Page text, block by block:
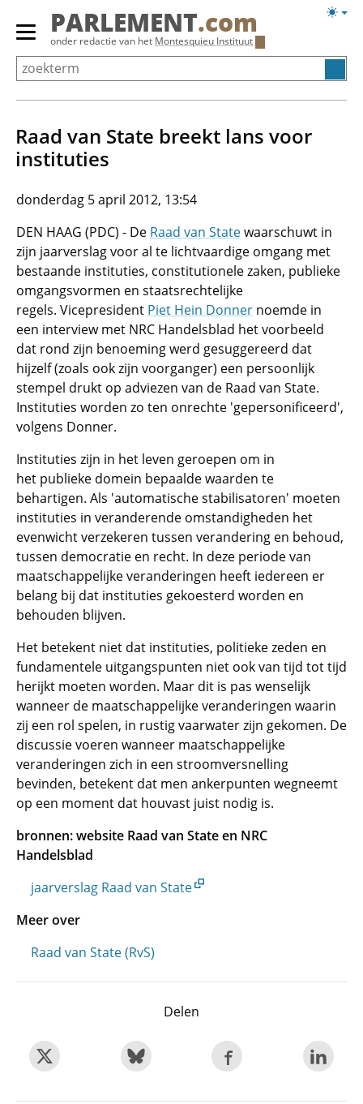
Overslaan
Primair
menu
tonen/verbergen
PARLEMENT.com
onder redactie van het Montesquieu Instituut
Raad van State breekt lans voor
instituties
donderdag 5 april 2012, 13:54
DEN HAAG (PDC) - De Raad van Statewaarschuwt in
zijn jaarverslag voor al te lichtvaardige omgang met
bestaande instituties, constitutionele zaken, publieke
omgangsvormen en staatsrechtelijke
regels. Vicepresident Piet Hein Donner noemde in
een interview met NRC Handelsblad het voorbeeld
dat rond zijn benoeming werd gesuggereerd dat
hijzelf (zoals ook zijn voorganger) een persoonlijk
stempel drukt op adviezen van de Raad van State.
Instituties worden zo ten onrechte 'gepersonificeerd',
volgens Donner.
Instituties zijn in het leven geroepen om in
het publieke domein bepaalde waarden te
behartigen. Als 'automatische stabilisatoren' moeten
instituties in veranderende omstandigheden het
evenwicht verzekeren tussen verandering en behoud,
tussen democratie en recht. In deze periode van
maatschappelijke veranderingen heeft iedereen er
belang bij dat instituties gekoesterd worden en
behouden blijven.
Het betekent niet dat instituties, politieke zeden en
fundamentele uitgangspunten niet ook van tijd tot tijd
herijkt moeten worden. Maar dit is pas wenselijk
wanneer de maatschappelijke veranderingen waarin
zij een rol spelen, in rustig vaarwater zijn gekomen. De
discussie voeren wanneer maatschappelijke
veranderingen zich in een stroomversnelling
bevinden, betekent dat men ankerpunten wegneemt
op een moment dat houvast juist nodig is.
bronnen: website Raad van State en NRC
Handelsblad
jaarverslag Raad van State
Meer over
Raad van State (RvS)
Delen